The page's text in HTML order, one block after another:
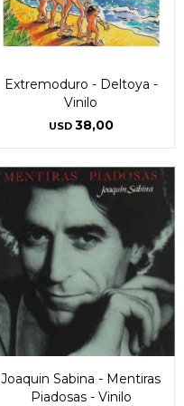
Extremoduro - Deltoya -
Vinilo
USD 38,00
Joaquin Sabina - Mentiras
Piadosas - Vinilo